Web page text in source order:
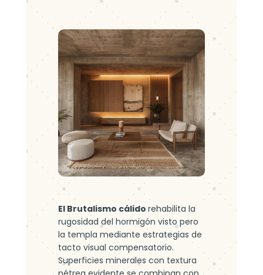
El Brutalismo cálido rehabilita la
rugosidad del hormigón visto pero
la templa mediante estrategias de
tacto visual compensatorio.
Superficies minerales con textura